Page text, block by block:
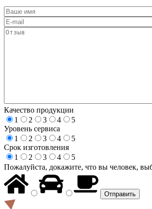
Качество продукции
1
2 3 4
5
Уровень сервиса
1
2 3 4
5
Срок изготовления
1
2 3 4
5
Пожалуйста, докажите, что вы человек,